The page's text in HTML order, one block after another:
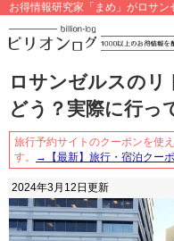
お得情報研究家「まめ」がロサ
ロサンゼルスのリ
どう？実際に行っ
旅行予約サイトのクーポンを使
す。
→【最新】旅行・宿泊クー
2024年3月12日 更新